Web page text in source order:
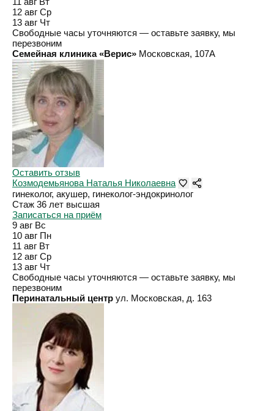
12 авг Ср
13 авг Чт
Свободные часы уточняются — оставьте заявку, мы
перезвоним
Семейная клиника «Верис» Московская, 107А
Оставить отзыв
Козмодемьянова Наталья Николаевна
гинеколог, акушер, гинеколог-эндокринолог
Стаж 36 лет высшая
Записаться на приём
9 авг Вс
10 авг Пн
11 авг Вт
12 авг Ср
13 авг Чт
Свободные часы уточняются — оставьте заявку, мы
перезвоним
Перинатальный центр ул. Московская, д. 163